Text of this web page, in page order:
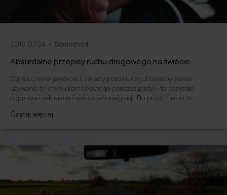
2019.07.04 • Samochód
Absurdalne przepisy ruchu drogowego na świecie
Ograniczenie prędkości, zakazy postoju czy chociażby zakaz
używania telefonu komórkowego podczas jazdy – to wszystko
doprowadza kierowców do szewskiej pasji. Bo po co i na co to
zmotoryzowanym. Trzeba nam jednak wiedzieć, że jeśli przepisy
Czytaj więcej